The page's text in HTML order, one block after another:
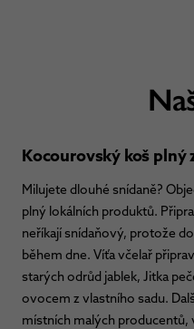
Kocourovský koš plný
Milujete dlouhé snídaně?
plný lokálních produktů.
neříkají snídaňový, protože
během dne. Víťa včelař
starých odrůd jablek, Jitka
ovocem z vlastního sadu.
místních malých producentů,